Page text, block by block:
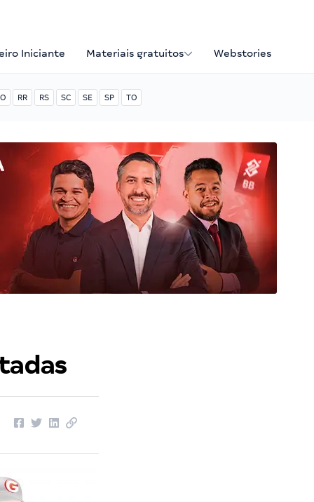
Iniciante Materiais gratuitos Webstories
RR RS SC SE SP TO